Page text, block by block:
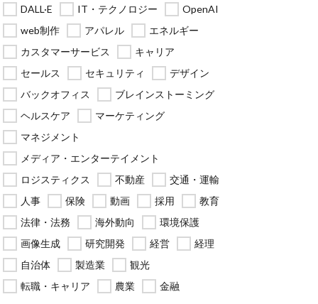
DALL·E
IT・テクノロジー
OpenAI
web制作
アパレル
エネルギー
カスタマーサービス
キャリア
セールス
セキュリティ
デザイン
バックオフィス
ブレインストーミング
ヘルスケア
マーケティング
マネジメント
メディア・エンターテイメント
ロジスティクス
不動産
交通・運輸
人事
保険 動画 採用
教育
法律・法務
海外動向
環境保護
画像生成
研究開発 経営
経理
自治体
製造業
観光
転職・キャリア
農業 金融